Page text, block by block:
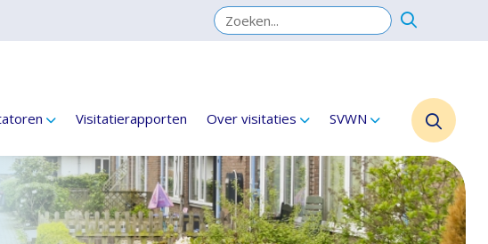
Visitatierapporten Over visitaties SVWN